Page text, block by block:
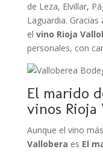
de Leza, Elvillar,
Laguardia.
el vino Rioja
personales, con
El marido
vinos Rioja
Aunque el vino
Vallobera es El